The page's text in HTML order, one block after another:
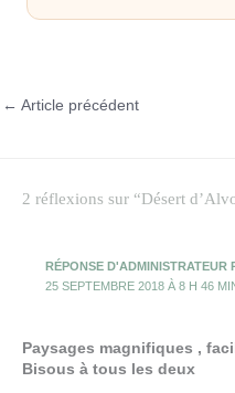
← Article précédent
2 réflexions sur “Désert
RÉPONSE D'ADMINISTRATEUR
25 SEPTEMBRE 2018 À 8 H 46
Paysages magnifiques ,
Bisous à tous les deux